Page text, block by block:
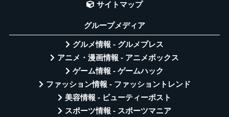
サイトマップ
グループメディア
グルメ情報 - グルメプレス
アニメ・漫画情報 - アニメボックス
ゲーム情報 - ゲームハック
ファッション情報 - ファッショントレンド
美容情報 - ビューティーポスト
スポーツ情報 - スポーツマニア